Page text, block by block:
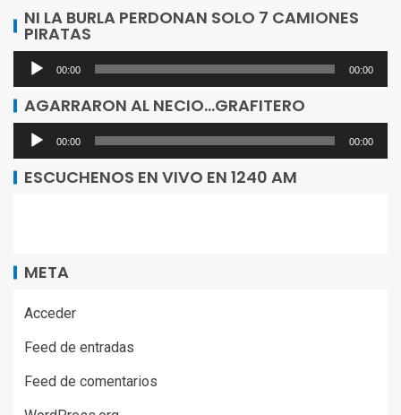
de
audio
NI LA BURLA PERDONAN SOLO 7 CAMIONES
PIRATAS
Reproductor
de
audio
00:00 00:00
AGARRARON AL NECIO…GRAFITERO
Reproductor
de
00:00 00:00
ESCUCHENOS EN VIVO EN 1240 AM
META
Acceder
Feed de entradas
Feed de comentarios